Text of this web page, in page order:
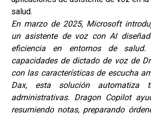
salud.
En marzo de 2025, Microsoft
un asistente de voz con AI
eficiencia en entornos de salud.
capacidades de dictado de voz de
con las características de escucha
Dax, esta solución automatiza
administrativas. Dragon Copilot
resumiendo notas, preparando